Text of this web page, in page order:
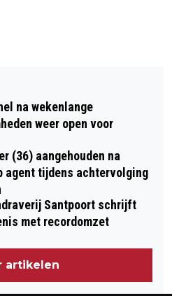
PLAATST
J3’ IN KADER
DE ZEESTER
KAST VOOR HET
na wekenlange
weer open voor
(36) aangehouden na
agent tijdens achtervolging
Santpoort schrijft
met recordomzet
artikelen